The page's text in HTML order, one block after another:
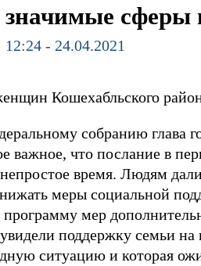
значимые сферы
12:24 - 24.04.2021
Кошехабльского
собранию глава
важное, что послание в
время. Людям
меры социальной
мер
поддержку семьи
ситуацию и которая